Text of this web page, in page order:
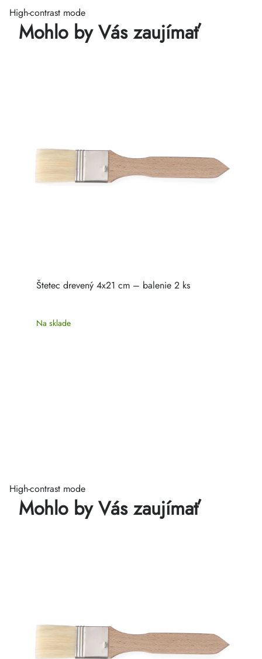
High-contrast mode
Mohlo by Vás zaujímať
Štetec drevený 4x21 cm – balenie 2 ks
Na sklade
High-contrast mode
Mohlo by Vás zaujímať